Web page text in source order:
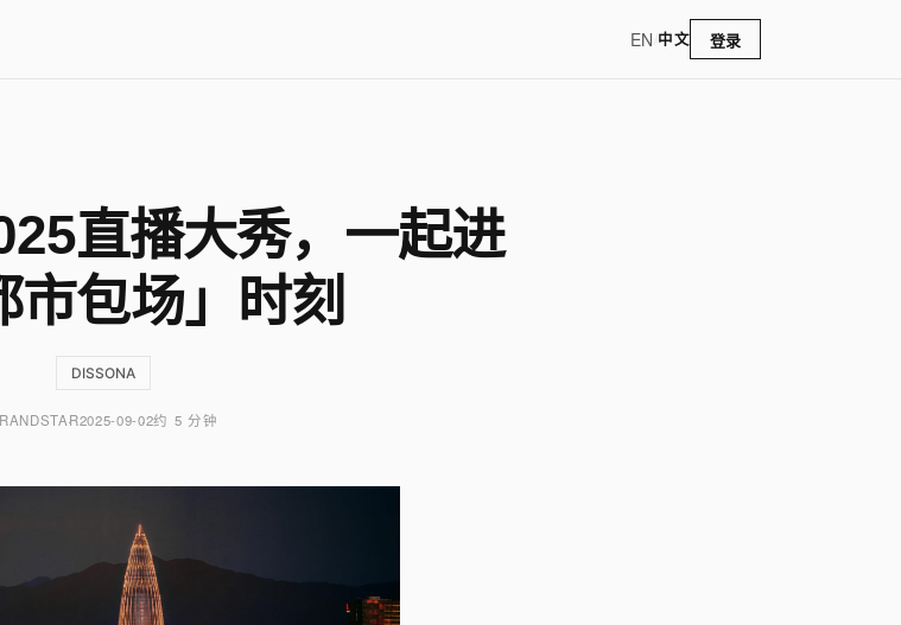
EN 中文 登录
直播大秀，一起进
市包场」时刻
DISSONA
2025-09-02约 5 分钟